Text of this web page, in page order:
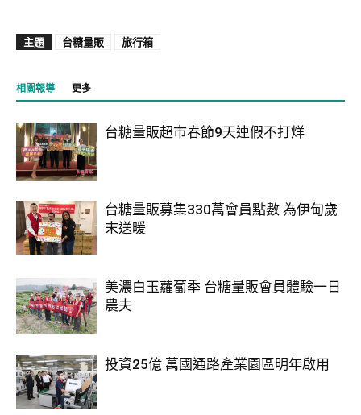
主題 台糖量販 旅行箱
相關報導 更多
台糖量販超市春節9天連假不打烊
台糖量販募集330萬會員點數 為伊甸歲
末送暖
美濃白玉蘿蔔季 台糖量販會員體驗一日
農夫
投資25億 萬國通路產業園區明年啟用